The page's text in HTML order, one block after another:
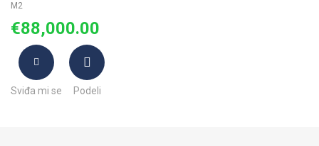
M2
€88,000.00
Sviđa mi se Podeli